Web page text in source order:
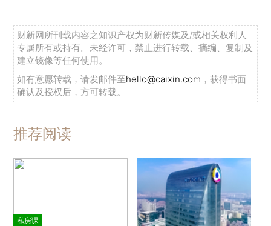
财新网所刊载内容之知识产权为财新传媒及/或相关权利人
专属所有或持有。未经许可，禁止进行转载、摘编、复制及
建立镜像等任何使用。
如有意愿转载，请发邮件至hello@caixin.com ，获得书面
确认及授权后，方可转载。
推荐阅读
私房课